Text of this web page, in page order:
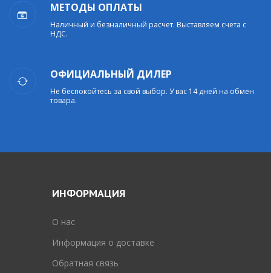
МЕТОДЫ ОПЛАТЫ
Наличный и безналичный расчет. Выставляем счета с
НДС.
ОФИЦИАЛЬНЫЙ ДИЛЕР
Не беспокойтесь за свой выбор. У вас 14 дней на обмен
товара.
ИНФОРМАЦИЯ
O нас
Информация о доставке
Обратная связь